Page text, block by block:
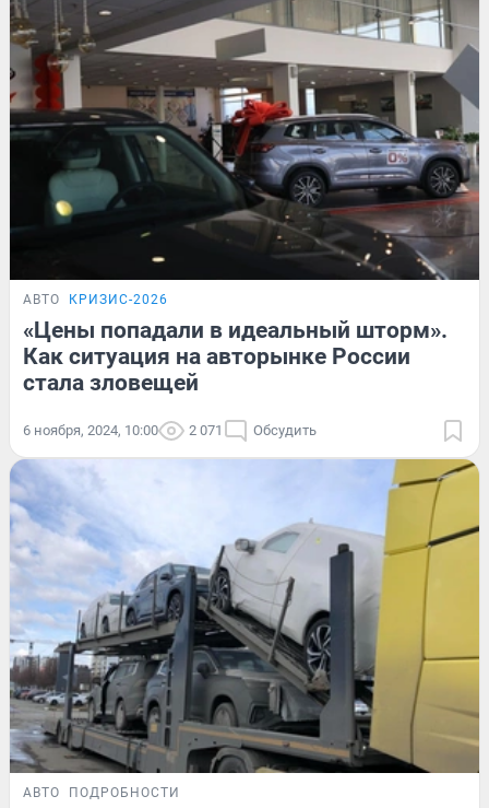
АВТО КРИЗИС-2026
«Цены попадали в идеальный шторм».
Как ситуация на авторынке России
стала зловещей
6 ноября, 2024, 10:00 2 071 Обсудить
АВТО ПОДРОБНОСТИ